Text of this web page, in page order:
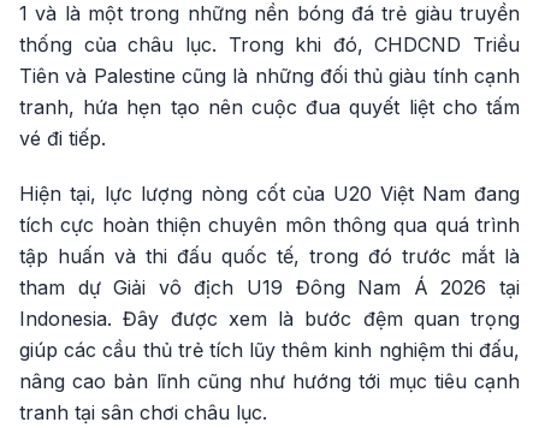
1 và là một trong những nền bóng đá trẻ giàu truyền
thống của châu lục. Trong khi đó, CHDCND Triều
Tiên và Palestine cũng là những đối thủ giàu tính cạnh
tranh, hứa hẹn tạo nên cuộc đua quyết liệt cho tấm
vé đi tiếp.
Hiện tại, lực lượng nòng cốt của U20 Việt Nam đang
tích cực hoàn thiện chuyên môn thông qua quá trình
tập huấn và thi đấu quốc tế, trong đó trước mắt là
tham dự Giải vô địch U19 Đông Nam Á 2026 tại
Indonesia. Đây được xem là bước đệm quan trọng
giúp các cầu thủ trẻ tích lũy thêm kinh nghiệm thi đấu,
nâng cao bản lĩnh cũng như hướng tới mục tiêu cạnh
tranh tại sân chơi châu lục.